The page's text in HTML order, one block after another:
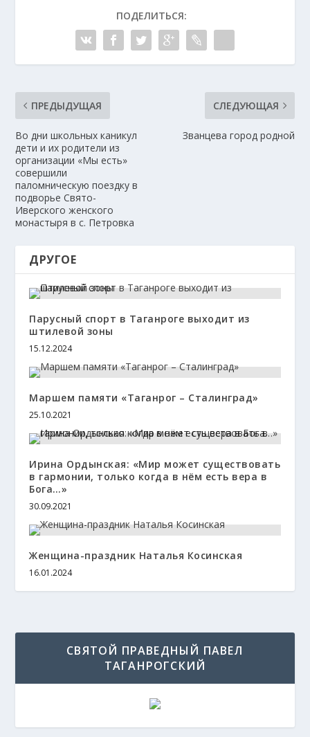
ПОДЕЛИТЬСЯ:
ПРЕДЫДУЩАЯ
Во дни школьных каникул
дети и их родители из
организации «Мы есть»
совершили
паломническую поездку в
подворье Свято-
Иверского женского
монастыря в с. Петровка
СЛЕДУЮЩАЯ
Званцева город родной
ДРУГОЕ
Парусный спорт в Таганроге выходит из
штилевой зоны
15.12.2024
Маршем памяти «Таганрог – Сталинград»
25.10.2021
Ирина Ордынская: «Мир может существовать
в гармонии, только когда в нём есть вера в
Бога…»
30.09.2021
Женщина-праздник Наталья Косинская
16.01.2024
СВЯТОЙ ПРАВЕДНЫЙ ПАВЕЛ
ТАГАНРОГСКИЙ